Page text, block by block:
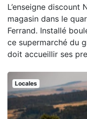
L’enseigne discount
magasin dans le
Ferrand. Installé
ce supermarché du
doit accueillir ses
Locales